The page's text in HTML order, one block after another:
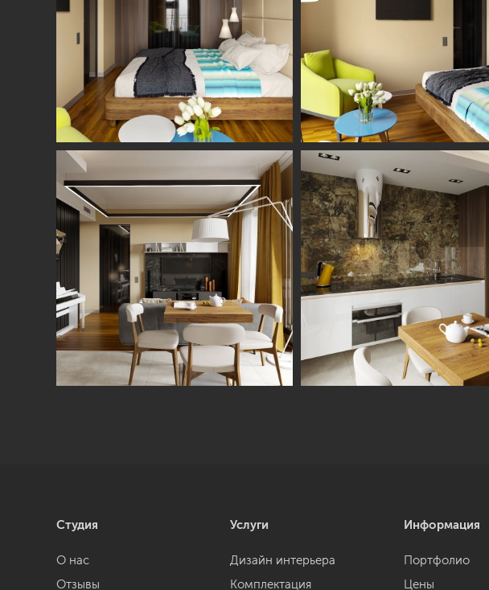
Студия
О нас
Отзывы
Услуги
Дизайн интерьера
Комплектация
Информация
Портфолио
Цены